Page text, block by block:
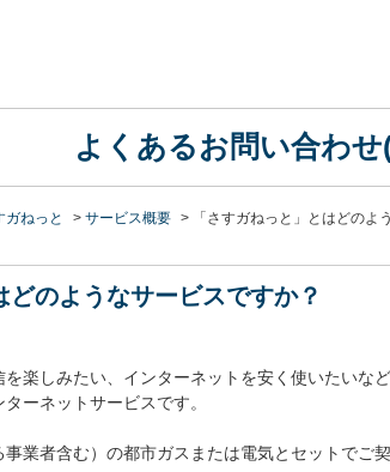
よくあるお問い合わせ
ガねっと > サービス概要 > 「さすガねっと」とはどのよ
どのようなサービスですか？
を楽しみたい、インターネットを安く使いたいな
ーネットサービスです。
業者含む）の都市ガスまたは電気とセットでご